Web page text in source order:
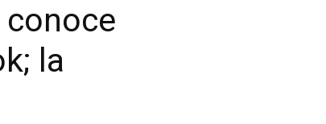
conoce
la